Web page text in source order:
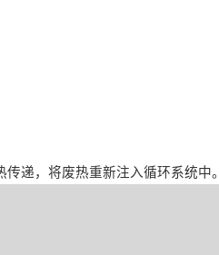
递，将废热重新注入循环系统中。